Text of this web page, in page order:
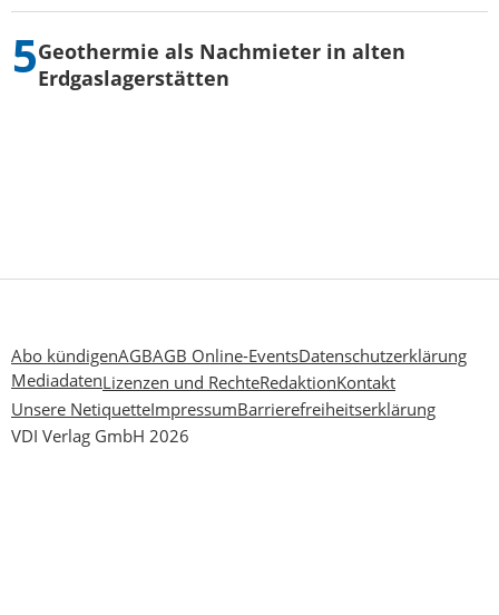
Geothermie als Nachmieter in alten
Erdgaslagerstätten
Abo kündigenAGBAGB Online-EventsDatenschutzerklärung
MediadatenLizenzen und RechteRedaktionKontakt
Unsere NetiquetteImpressumBarrierefreiheitserklärung
VDI Verlag GmbH 2026